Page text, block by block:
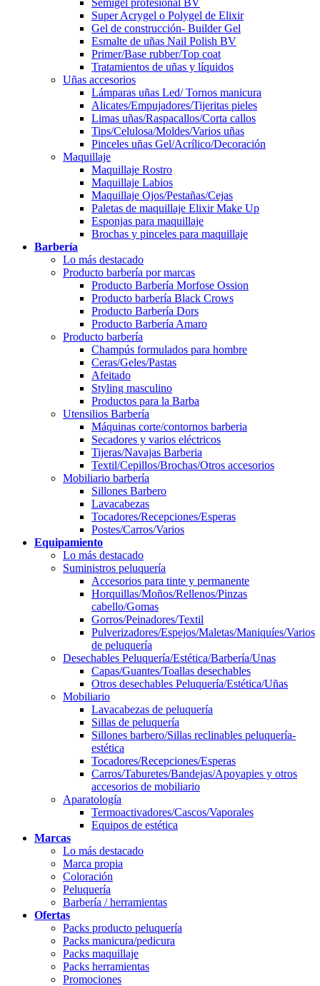
Semigel profesional BV
Super Acrygel o Polygel de Elixir
Gel de construcción- Builder Gel
Esmalte de uñas Nail Polish BV
Primer/Base rubber/Top coat
Tratamientos de uñas y líquidos
Uñas accesorios
Lámparas uñas Led/ Tornos manicura
Alicates/Empujadores/Tijeritas pieles
Limas uñas/Raspacallos/Corta callos
Tips/Celulosa/Moldes/Varios uñas
Pinceles uñas Gel/Acrílico/Decoración
Maquillaje
Maquillaje Rostro
Maquillaje Labios
Maquillaje Ojos/Pestañas/Cejas
Paletas de maquillaje Elixir Make Up
Esponjas para maquillaje
Brochas y pinceles para maquillaje
Barbería
Lo más destacado
Producto barbería por marcas
Producto Barbería Morfose Ossion
Producto barbería Black Crows
Producto Barbería Dors
Producto Barbería Amaro
Producto barbería
Champús formulados para hombre
Ceras/Geles/Pastas
Afeitado
Styling masculino
Productos para la Barba
Utensilios Barbería
Máquinas corte/contornos barberia
Secadores y varios eléctricos
Tijeras/Navajas Barberia
Textil/Cepillos/Brochas/Otros accesorios
Mobiliario barbería
Sillones Barbero
Lavacabezas
Tocadores/Recepciones/Esperas
Postes/Carros/Varios
Equipamiento
Lo más destacado
Suministros peluquería
Accesorios para tinte y permanente
Horquillas/Moños/Rellenos/Pinzas
cabello/Gomas
Gorros/Peinadores/Textil
Pulverizadores/Espejos/Maletas/Maniquíes/Varios
de peluquería
Desechables Peluquería/Estética/Barbería/Unas
Capas/Guantes/Toallas desechables
Otros desechables Peluquería/Estética/Uñas
Mobiliario
Lavacabezas de peluquería
Sillas de peluquería
Sillones barbero/Sillas reclinables peluquería-
estética
Tocadores/Recepciones/Esperas
Carros/Taburetes/Bandejas/Apoyapies y otros
accesorios de mobiliario
Aparatología
Termoactivadores/Cascos/Vaporales
Equipos de estética
Marcas
Lo más destacado
Marca propia
Coloración
Peluquería
Barbería / herramientas
Ofertas
Packs producto peluquería
Packs manicura/pedicura
Packs maquillaje
Packs herramientas
Promociones